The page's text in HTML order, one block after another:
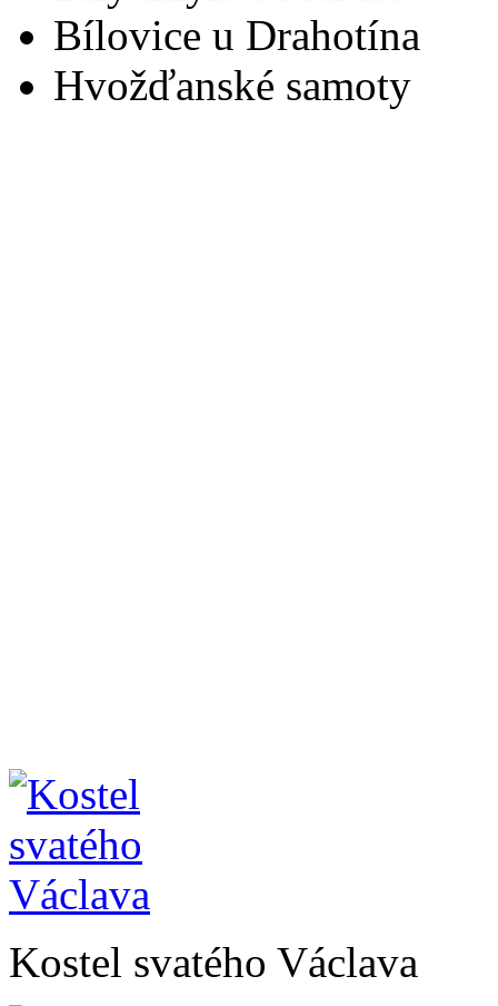
Bílovice u Drahotína
Hvožďanské samoty
Kostel svatého Václava